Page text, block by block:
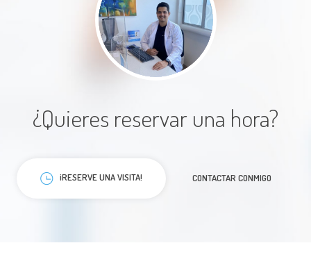
Paciente
¿Quieres reservar una hora?
¡RESERVE UNA VISITA! CONTACTAR CONMIGO